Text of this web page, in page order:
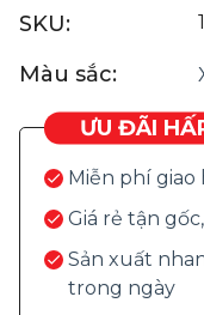
SKU:
Màu sắc:
ƯU ĐÃI
Miễn phí
Giá rẻ tận
Sản xuất
trong ngày